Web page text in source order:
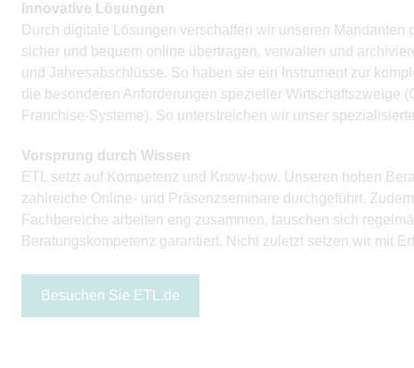
Innovative Lösungen
Durch digitale Lösungen verschaffen wir unseren
sicher und bequem online übertragen, verwalten und
und Jahresabschlüsse. So haben sie ein Instrument zur
die besonderen Anforderungen spezieller Wirtschaftszweige
Franchise-Systeme). So unterstreichen wir unser
Vorsprung durch Wissen
ETL setzt auf Kompetenz und Know-how. Unseren hohen
zahlreiche Online- und Präsenzseminare durchgeführt.
Fachbereiche arbeiten eng zusammen, tauschen sich
Beratungskompetenz garantiert. Nicht zuletzt setzen wir mit
Besuchen Sie ETL.de